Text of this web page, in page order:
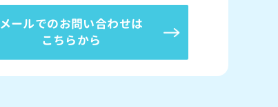
メールでのお問い合わせは
こちらから